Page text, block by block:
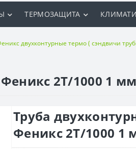
ТЕРМОЗАЩИТА
двухконтурные термо ( сэндвичи
2Т/1000 1 мм
Труба
Феникс 2Т/1000 1